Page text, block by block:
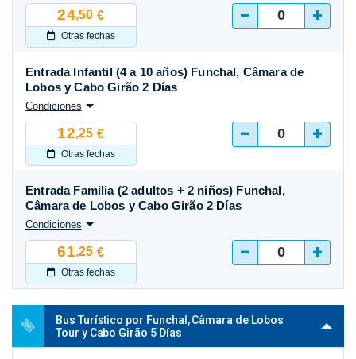
24,50 €
Otras fechas
- +
12,25 €
Otras fechas
Entrada Infantil (4 a 10 años) Funchal, Câmara de
Lobos y Cabo Girão 2 Días
Condiciones
- +
61,25 €
Otras fechas
Entrada Familia (2 adultos + 2 niños) Funchal,
Câmara de Lobos y Cabo Girão 2 Días
Condiciones
- +
Bus Turístico por Funchal, Câmara de Lobos
Tour y Cabo Girão 5 Días